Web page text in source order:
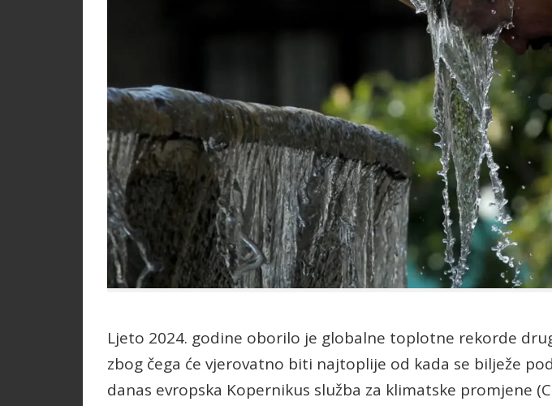
Ljeto 2024. godine oborilo je globalne toplotne rekorde
zbog čega će vjerovatno biti najtoplije od kada se bilježe
danas evropska Kopernikus služba za klimatske promjene